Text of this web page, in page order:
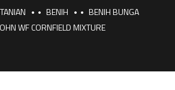
BENIH
BENIH BUNGA
WF CORNFIELD MIXTURE